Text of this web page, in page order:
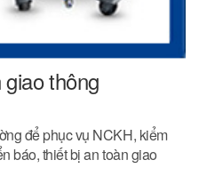
thông
để phục vụ NCKH, kiểm
báo, thiết bị an toàn giao